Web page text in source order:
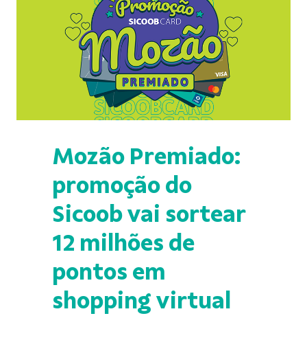
Mozão Premiado:
promoção do
Sicoob vai sortear
12 milhões de
pontos em
shopping virtual